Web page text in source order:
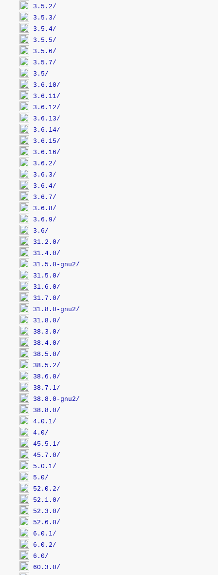
3.5.2/
3.5.3/
3.5.4/
3.5.5/
3.5.6/
3.5.7/
3.5/
3.6.10/
3.6.11/
3.6.12/
3.6.13/
3.6.14/
3.6.15/
3.6.16/
3.6.2/
3.6.3/
3.6.4/
3.6.7/
3.6.8/
3.6.9/
3.6/
31.2.0/
31.4.0/
31.5.0-gnu2/
31.5.0/
31.6.0/
31.7.0/
31.8.0-gnu2/
31.8.0/
38.3.0/
38.4.0/
38.5.0/
38.5.2/
38.6.0/
38.7.1/
38.8.0-gnu2/
38.8.0/
4.0.1/
4.0/
45.5.1/
45.7.0/
5.0.1/
5.0/
52.0.2/
52.1.0/
52.3.0/
52.6.0/
6.0.1/
6.0.2/
6.0/
60.3.0/